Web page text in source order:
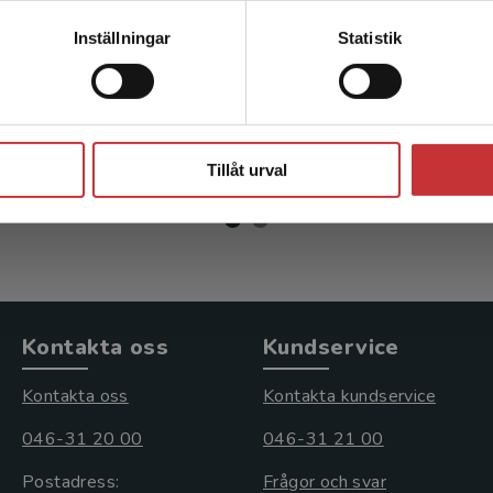
Inställningar Statistik
Tillåt urval
C - Rystedt, J (red.)
inkl. moms
583 kr
Kumlien, C - Rystedt, J (red.)
409 krinkl. moms
Exkl. moms: 386 kr
Kontakta oss
Kontakta oss
046-31 20 00
Postadress:
Kundservice
Kontakta kundservice
046-31 21 00
Frågor och svar